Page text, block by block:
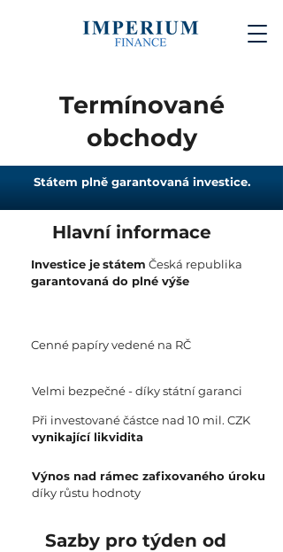
Termínované
obchody
Státem plně garantovaná investice.
Hlavní informace
Investice jestátem Česká republika
garantovaná do plné výše
Cenné papíry vedené na RČ
Velmi bezpečné - díky státní garanci
Při investované částce nad 10 mil. CZK
vynikající likvidita
Výnos nad rámec zafixovaného úroku
díky růstu hodnoty
Sazby pro týden od